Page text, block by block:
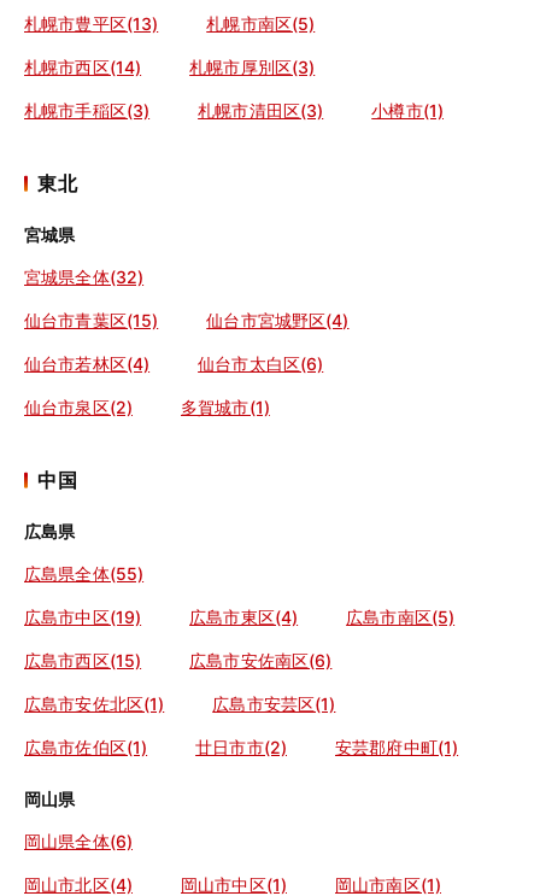
札幌市豊平区(13) 札幌市南区(5)
札幌市西区(14) 札幌市厚別区(3)
札幌市手稲区(3) 札幌市清田区(3) 小樽市(1)
東北
宮城県
宮城県全体(32)
仙台市青葉区(15) 仙台市宮城野区(4)
仙台市若林区(4) 仙台市太白区(6)
仙台市泉区(2) 多賀城市(1)
中国
広島県
広島県全体(55)
広島市中区(19) 広島市東区(4) 広島市南区(5)
広島市西区(15) 広島市安佐南区(6)
広島市安佐北区(1) 広島市安芸区(1)
広島市佐伯区(1) 廿日市市(2) 安芸郡府中町(1)
岡山県
岡山県全体(6)
岡山市北区(4) 岡山市中区(1) 岡山市南区(1)